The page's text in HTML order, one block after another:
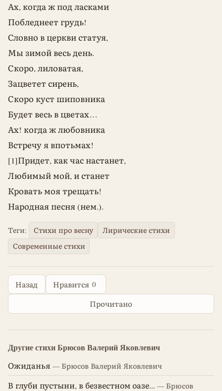
Ах, когда ж под ласками
Побледнеет грудь!
Словно в церкви статуя,
Мы зимой весь день.
Скоро, лиловатая,
Зацветет сирень,
Скоро куст шиповника
Будет весь в цветах…
Ах! когда ж любовника
Встречу я впотьмах!
[1]Придет, как час настанет,
Любимый мой, и станет
Кровать моя трещать!
Народная песня (нем.).
Теги: Стихи про весну
Лирические стихи
Современные стихи
Назад Нравится 0
Прочитано
Другие стихи Брюсов Валерий Яковлевич
Ожиданья — Брюсов Валерий Яковлевич
В глуби пустыни, в безвестном оазе... — Брюсов